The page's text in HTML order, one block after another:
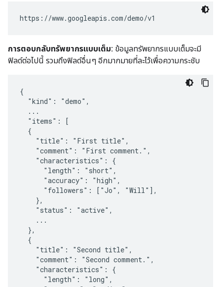
การตอบกลับทรัพยากรแบบเต็ม: ข้อมูลทรัพยากรแบบเต็มจะมี
ฟิลด์ต่อไปนี้ รวมถึงฟิลด์อื่นๆ อีกมากมายที่ละไว้เพื่อความกระชับ
{
  "kind": "demo",
  ...
  "items": [
  {
    "title": "First title",
    "comment": "First comment.",
    "characteristics": {
      "length": "short",
      "accuracy": "high",
      "followers": ["Jo", "Will"],
    },
    "status": "active",
    ...
  },
  {
    "title": "Second title",
    "comment": "Second comment.",
    "characteristics": {
      "length": "long",